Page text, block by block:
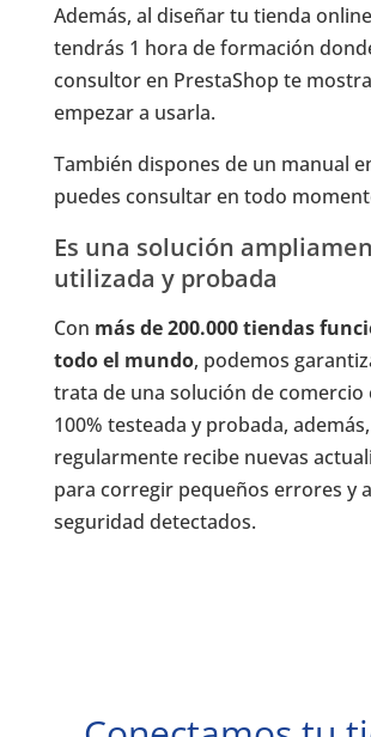
Además, al diseñar tu tienda
tendrás 1 hora de formación
consultor en PrestaShop te
empezar a usarla.
También dispones de un manual
puedes consultar en todo
Es una solución
utilizada y probada
Con más de 200.000 tiendas
todo el mundo, podemos
trata de una solución de comercio
100% testeada y probada, además,
regularmente recibe nuevas
para corregir pequeños errores y
seguridad detectados.